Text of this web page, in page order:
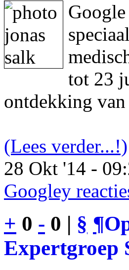
tot 23
ontdekking
(Lees verder...!)
28 Okt '14 -
Googley
+ 0 - 0 | § ¶
Expertgroep